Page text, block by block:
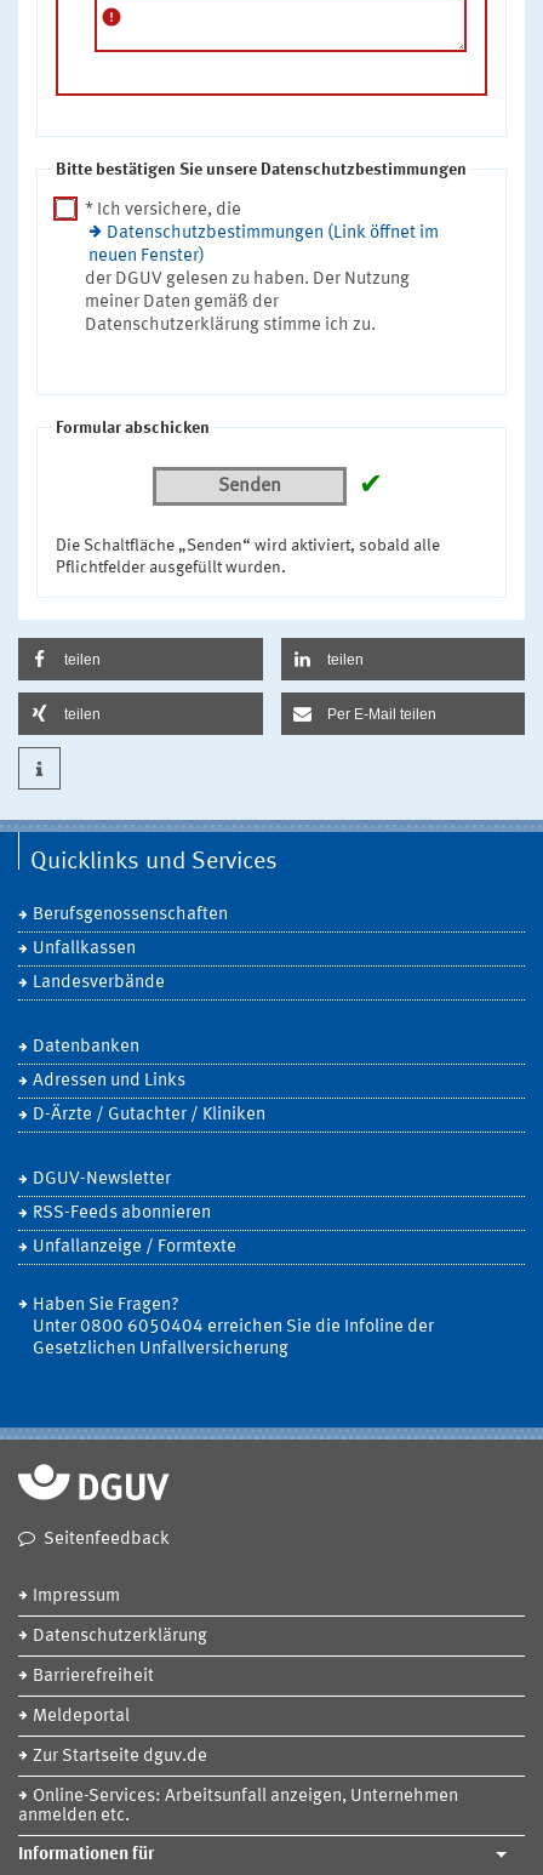
error
Bitte bestätigen Sie unsere Datenschutzbestimmungen
* Ich versichere, die
Datenschutzbestimmungen (Link öffnet im
neuen Fenster)
der DGUV gelesen zu haben. Der Nutzung
meiner Daten gemäß der
Datenschutzerklärung stimme ich zu.
Formular abschicken
Senden ✔
Die Schaltfläche „Senden“ wird aktiviert, sobald alle
Pflichtfelder ausgefüllt wurden.
teilen teilen
teilen Per E-Mail teilen
Quicklinks und Services
Berufsgenossenschaften
Unfallkassen
Landesverbände
Datenbanken
Adressen und Links
D-Ärzte / Gutachter / Kliniken
DGUV-Newsletter
RSS-Feeds abonnieren
Unfallanzeige / Formtexte
Haben Sie Fragen?
Unter 0800 6050404 erreichen Sie die Infoline der
Gesetzlichen Unfallversicherung
Seitenfeedback
Impressum
Datenschutzerklärung
Barrierefreiheit
Meldeportal
Zur Startseite dguv.de
Online-Services: Arbeitsunfall anzeigen, Unternehmen
anmelden etc.
Informationen für